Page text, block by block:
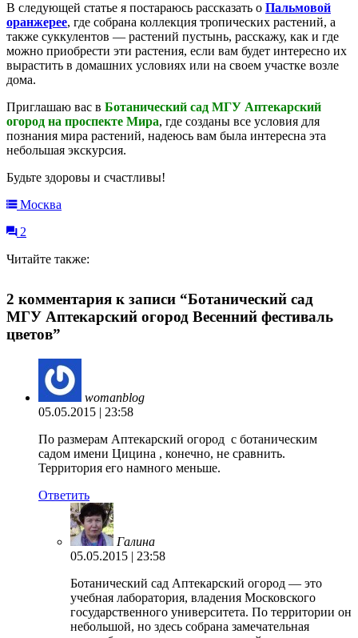
В следующей статье я постараюсь рассказать о Пальмовой
оранжерее, где собрана коллекция тропических растений, а
также суккулентов — растений пустынь, расскажу, как и где
можно приобрести эти растения, если вам будет интересно их
вырастить в домашних условиях или на своем участке возле
дома.
Приглашаю вас в Ботанический сад МГУ Аптекарский
огород на проспекте Мира, где созданы все условия для
познания мира растений, надеюсь вам была интересна эта
небольшая экскурсия.
Будьте здоровы и счастливы!
Москва
2
Читайте также:
2 комментария к записи “Ботанический сад
МГУ Аптекарский огород Весенний фестиваль
цветов”
womanblog
05.05.2015 | 23:58
По размерам Аптекарский огород с ботаническим
садом имени Цицина , конечно, не сравнить.
Территория его намного меньше.
Ответить
Галина
05.05.2015 | 23:58
Ботанический сад Аптекарский огород — это
учебная лаборатория, владения Московского
государственного университета. По территории он
небольшой, но здесь собрана замечательная